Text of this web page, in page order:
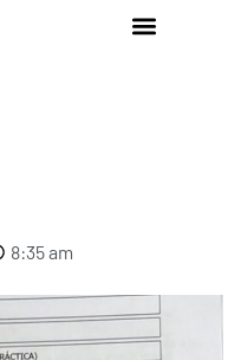
CASTILLA Y
8:35 am